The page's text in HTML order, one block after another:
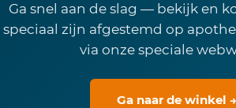
Ga snel aan de slag — bekijk en
speciaal zijn afgestemd op
via onze speciale
Ga naar de winkel →